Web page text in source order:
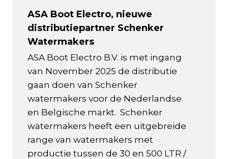
ASA Boot Electro, nieuwe
distributiepartner Schenker
Watermakers
ASA Boot Electro B.V. is met ingang
van November 2025 de distributie
gaan doen van Schenker
watermakers voor de Nederlandse
en Belgische markt. Schenker
watermakers heeft een uitgebreide
range van watermakers met
productie tussen de 30 en 500 LTR /